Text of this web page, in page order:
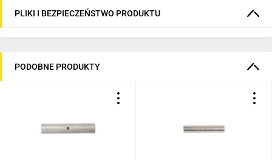
PLIKI I BEZPIECZEŃSTWO PRODUKTU
PODOBNE PRODUKTY